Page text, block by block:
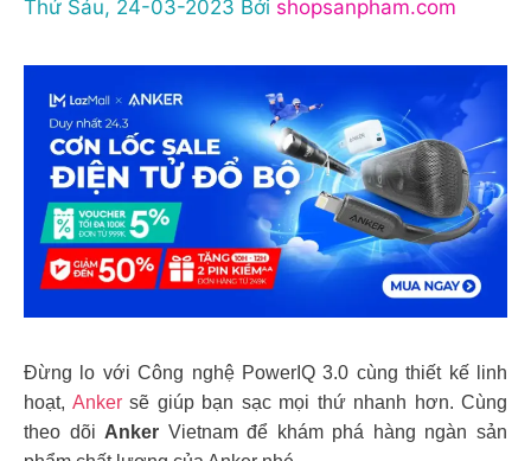
Thứ Sáu, 24-03-2023 Bởi shopsanpham.com
Đừng lo với Công nghệ PowerIQ 3.0 cùng thiết kế linh
hoạt, Ankersẽ giúp bạn sạc mọi thứ nhanh hơn. Cùng
theo dõi Anker Vietnam để khám phá hàng ngàn sản